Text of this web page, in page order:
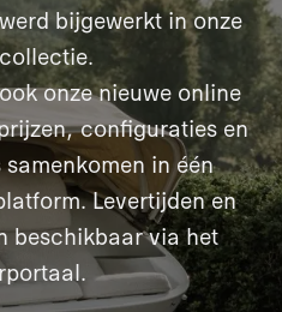
bijgewerkt in onze
onze nieuwe online
configuraties en
in één
Levertijden en
beschikbaar via het